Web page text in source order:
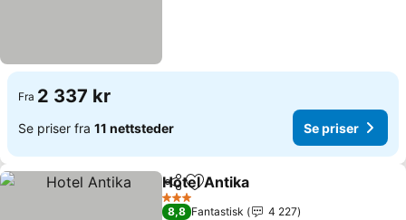
Fra 2 337 kr
Se priser fra 11 nettsteder Se priser
Del Legg til i favoritter
Hotel Antika
3 Stjerner
8,8 Fantastisk
4 227